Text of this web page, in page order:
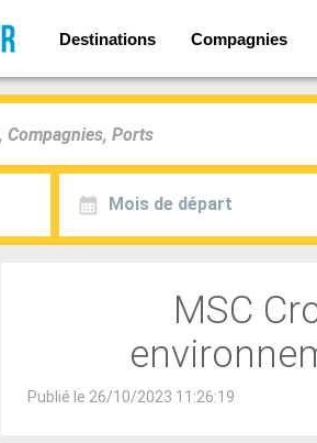
Destinations Compagnies
Mois de départ
MSC
Publié le 26/10/2023 11:26:19